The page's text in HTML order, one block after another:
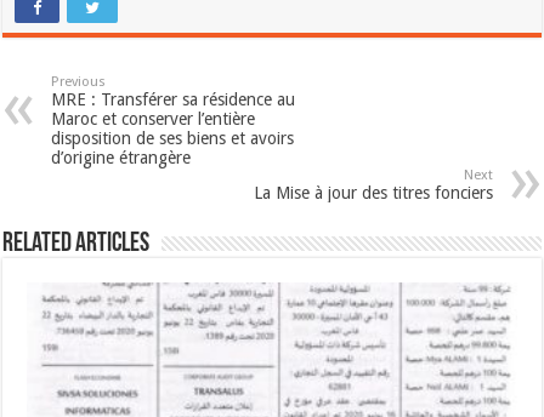
Previous
MRE : Transférer sa résidence au
Maroc et conserver l’entière
disposition de ses biens et avoirs
d’origine étrangère
Next
La Mise à jour des titres fonciers
Related Articles